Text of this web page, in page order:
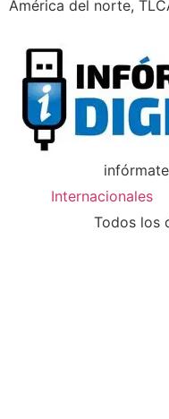
América del norte,
Internacionales
Todos los